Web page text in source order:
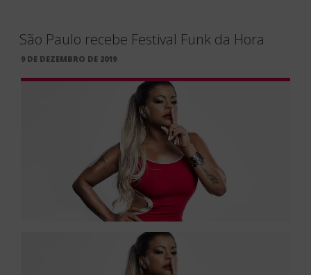
São Paulo recebe Festival Funk da Hora
PUBLICADO
9 DE DEZEMBRO DE 2019